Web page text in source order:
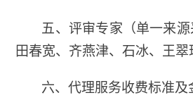
五、评审专家（单一来源
田春宽、齐燕津、石冰、王翠
六、代理服务收费标准及